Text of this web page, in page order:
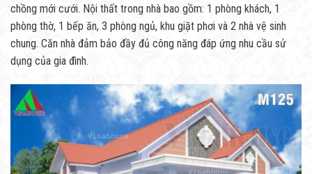
chồng mới cưới. Nội thất trong nhà bao gồm: 1 phòng khách, 1
phòng thờ, 1 bếp ăn, 3 phòng ngủ, khu giặt phơi và 2 nhà vệ sinh
chung. Căn nhà đảm bảo đầy đủ công năng đáp ứng nhu cầu sử
dụng của gia đình.